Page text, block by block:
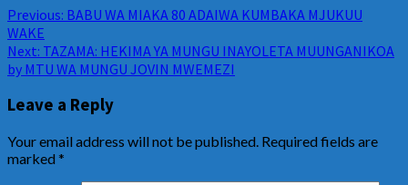
Previous: BABU WA MIAKA 80 ADAIWA KUMBAKA MJUKUU
WAKE
Next: TAZAMA: HEKIMA YA MUNGU INAYOLETA MUUNGANIKOA
by MTU WA MUNGU JOVIN MWEMEZI
Leave a Reply
Your email address will not be published. Required fields are
marked*